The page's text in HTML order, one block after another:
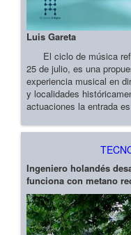
Luis Gareta
El ciclo de música
25 de julio, es una
experiencia musical en
y localidades
actuaciones la entrada
Ingeniero holandés
funciona con metano